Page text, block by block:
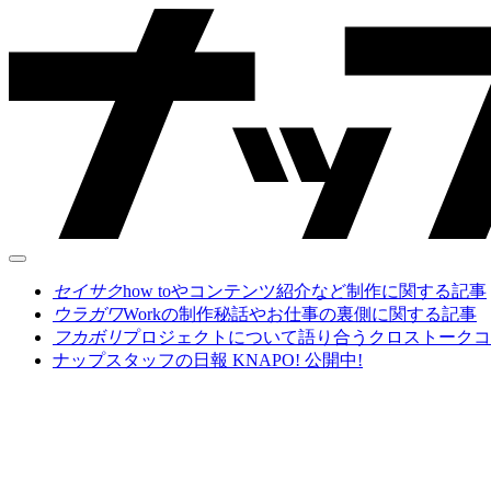
セイサクhow toやコンテンツ紹介など制作に関する記事
ウラガワWorkの制作秘話やお仕事の裏側に関する記事
フカボリプロジェクトについて語り合うクロストーク
ナップスタッフの日報 KNAPO! 公開中!